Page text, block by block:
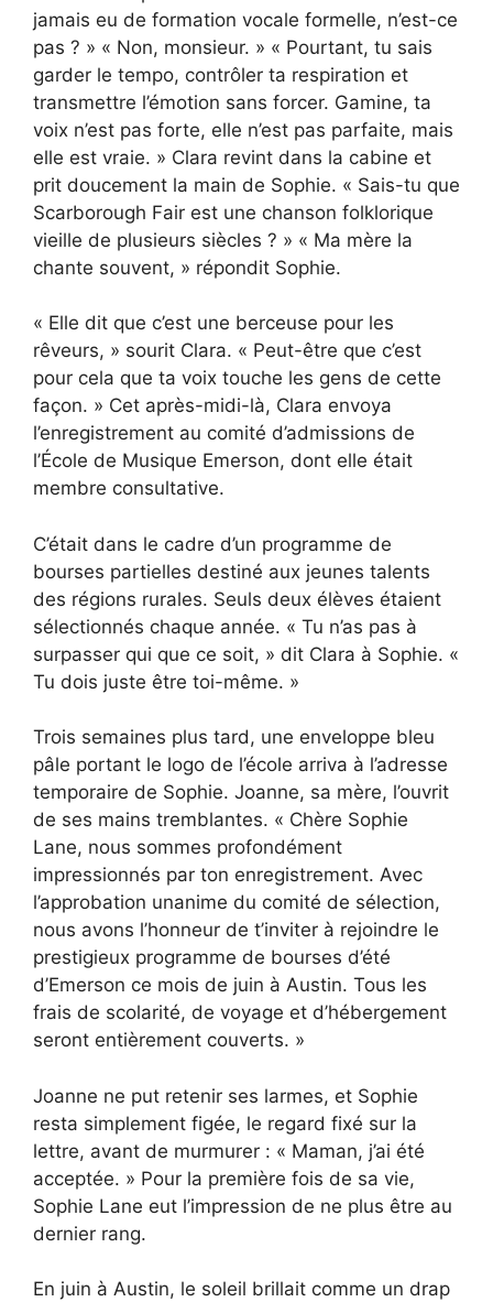
jamais eu de formation vocale formelle, n’est-ce
pas ? » « Non, monsieur. » « Pourtant, tu sais
garder le tempo, contrôler ta respiration et
transmettre l’émotion sans forcer. Gamine, ta
voix n’est pas forte, elle n’est pas parfaite, mais
elle est vraie. » Clara revint dans la cabine et
prit doucement la main de Sophie. « Sais-tu que
Scarborough Fair est une chanson folklorique
vieille de plusieurs siècles ? » « Ma mère la
chante souvent, » répondit Sophie.
« Elle dit que c’est une berceuse pour les
rêveurs, » sourit Clara. « Peut-être que c’est
pour cela que ta voix touche les gens de cette
façon. » Cet après-midi-là, Clara envoya
l’enregistrement au comité d’admissions de
l’École de Musique Emerson, dont elle était
membre consultative.
C’était dans le cadre d’un programme de
bourses partielles destiné aux jeunes talents
des régions rurales. Seuls deux élèves étaient
sélectionnés chaque année. « Tu n’as pas à
surpasser qui que ce soit, » dit Clara à Sophie. «
Tu dois juste être toi-même. »
Trois semaines plus tard, une enveloppe bleu
pâle portant le logo de l’école arriva à l’adresse
temporaire de Sophie. Joanne, sa mère, l’ouvrit
de ses mains tremblantes. « Chère Sophie
Lane, nous sommes profondément
impressionnés par ton enregistrement. Avec
l’approbation unanime du comité de sélection,
nous avons l’honneur de t’inviter à rejoindre le
prestigieux programme de bourses d’été
d’Emerson ce mois de juin à Austin. Tous les
frais de scolarité, de voyage et d’hébergement
seront entièrement couverts. »
Joanne ne put retenir ses larmes, et Sophie
resta simplement figée, le regard fixé sur la
lettre, avant de murmurer : « Maman, j’ai été
acceptée. » Pour la première fois de sa vie,
Sophie Lane eut l’impression de ne plus être au
dernier rang.
En juin à Austin, le soleil brillait comme un drap